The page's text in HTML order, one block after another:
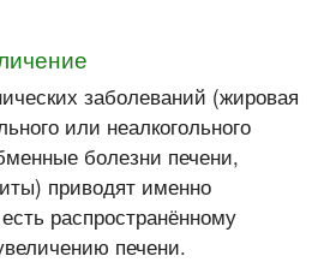
заболеваний (жировая
или неалкогольного
болезни печени,
приводят именно
распространённому
печени.